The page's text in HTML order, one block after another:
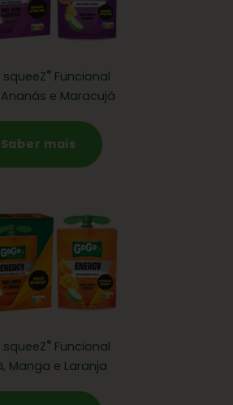
squeeZ® Funcional
e Maracujá
Saber mais
squeeZ® Funcional
Manga e Laranja